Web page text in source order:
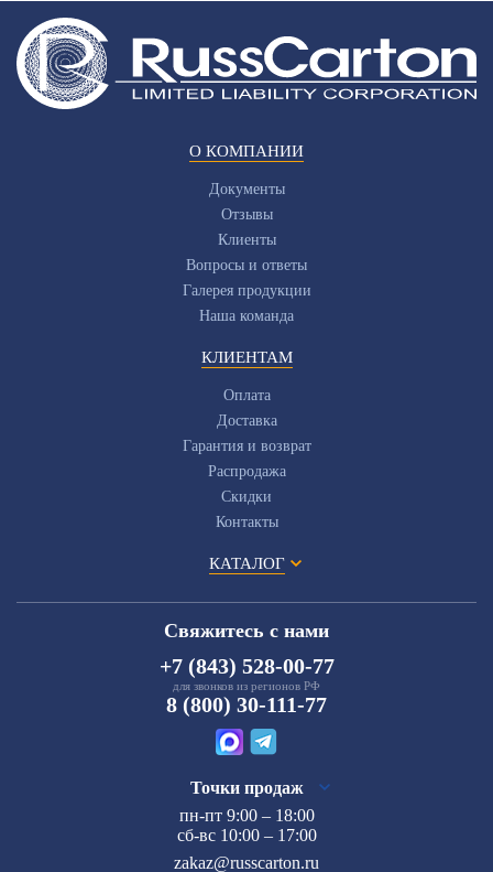
О КОМПАНИИ
Документы
Отзывы
Клиенты
Вопросы и ответы
Галерея продукции
Наша команда
КЛИЕНТАМ
Оплата
Доставка
Гарантия и возврат
Распродажа
Скидки
Контакты
КАТАЛОГ
Свяжитесь с нами
+7 (843) 528-00-77
для звонков из регионов РФ
8 (800) 30-111-77
Точки продаж
пн-пт 9:00 – 18:00
сб-вс 10:00 – 17:00
zakaz@russcarton.ru